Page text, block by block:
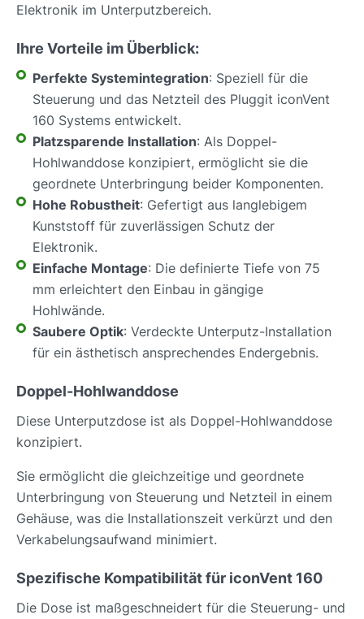
Elektronik im Unterputzbereich.
Ihre Vorteile im Überblick:
Perfekte Systemintegration: Speziell für die
Steuerung und das Netzteil des Pluggit iconVent
160 Systems entwickelt.
Platzsparende Installation: Als Doppel-
Hohlwanddose konzipiert, ermöglicht sie die
geordnete Unterbringung beider Komponenten.
Hohe Robustheit: Gefertigt aus langlebigem
Kunststoff für zuverlässigen Schutz der
Elektronik.
Einfache Montage: Die definierte Tiefe von 75
mm erleichtert den Einbau in gängige
Hohlwände.
Saubere Optik: Verdeckte Unterputz-Installation
für ein ästhetisch ansprechendes Endergebnis.
Doppel-Hohlwanddose
Diese Unterputzdose ist als Doppel-Hohlwanddose
konzipiert.
Sie ermöglicht die gleichzeitige und geordnete
Unterbringung von Steuerung und Netzteil in einem
Gehäuse, was die Installationszeit verkürzt und den
Verkabelungsaufwand minimiert.
Spezifische Kompatibilität für iconVent 160
Die Dose ist maßgeschneidert für die Steuerung- und